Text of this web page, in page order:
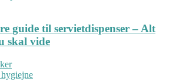
guide til servietdispenser – Alt
skal vide